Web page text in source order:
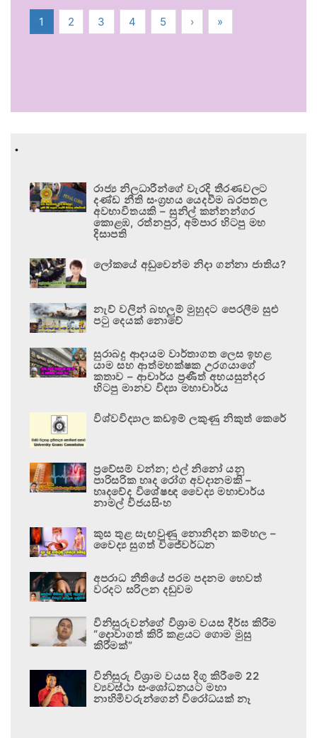
1 2 3 4 5 › »
.
රාජ්‍ය නිලධාරීන්ගේ වැරදි තීරණවලට
දණ්ඩ නීති සංග්‍රහය යෙදවීම බරපතල
අවභාවිතයකි – සුනිල් කන්නන්ගර
කොළඹ, රත්නපුර, අම්පාර හිටපු මහ
දිසාපති
ලෝකයේ අඩුවෙන්ම නිදා ගන්නා ජාතිය?
නැව් වලින් බහලුම් මුහුදට පෙරලීම සුළු
පටු දෙයක් නොවේ
සුරාබදු ආදායම වාර්තාගත ලෙස ඉහළ
යාම සහ ආත්මභක්ෂක උරගයාගේ
කතාව – ආචාර්ය ප්‍රණීත් අභයසුන්දර
හිටපු මානව විද්‍යා මහාචාර්ය
විශ්වවිද්‍යාල කඩඉම් ලකුණු නිකුත් කෙරේ
ප්‍රවේසම් වන්න; එල් නිනෝ යනු
පාරිසරික හෘද රෝග අවදානමකි –
හෘදවේද විශේෂඥ වෛද්‍ය මහාචාර්ය
නාමල් විජයසිංහ
කුස තුළ සැඟවුණු නොනිදන කම්හල –
වෛද්‍ය සුගත් විජේවර්ධන
අපරාධ නීතියේ පරම පදනම හෙවත්
වරදට සරිලන දඬුවම
විනිසුරුවන්ගේ විශ්‍රාම වයස දීර්ඝ කිරීම
“දොවාගත් කිරි කළයට ගොම මුසු
කිරීමක්”
විනිසුරු විශ්‍රාම වයස දිගු කිරීමේ 22
ව්‍යවස්ථා සංශෝධනයට මහා
නාහිමිවරුන්ගෙන් විරෝධයක් නෑ